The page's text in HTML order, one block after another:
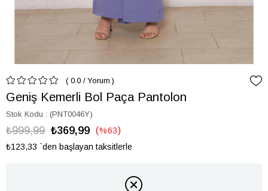
0.0 / Yorum
Geniş Kemerli Bol Paça Pantolon
Stok Kodu (PNT0046Y)
₺999,99 ₺369,99 %63
İndirim
₺123,33 `den başlayan taksitlerle